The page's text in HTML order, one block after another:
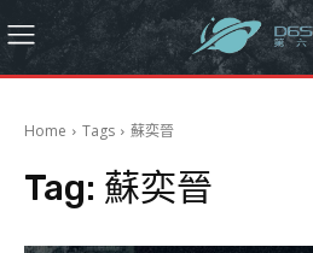
Home Tags 蘇奕晉
Tag: 蘇奕晉